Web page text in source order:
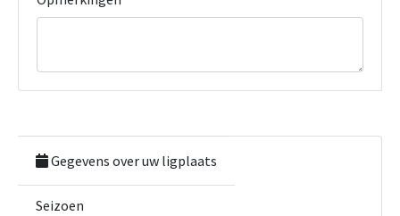
Gegevens over uw ligplaats
Seizoen